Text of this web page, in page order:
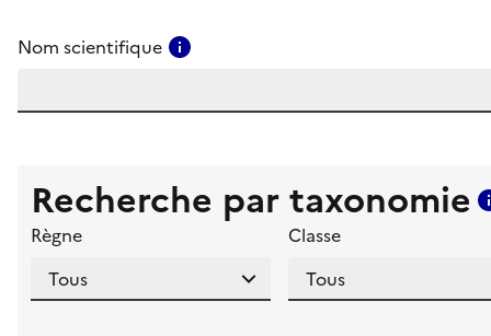
Nom scientifique
Recherche par taxonomie
Règne Classe